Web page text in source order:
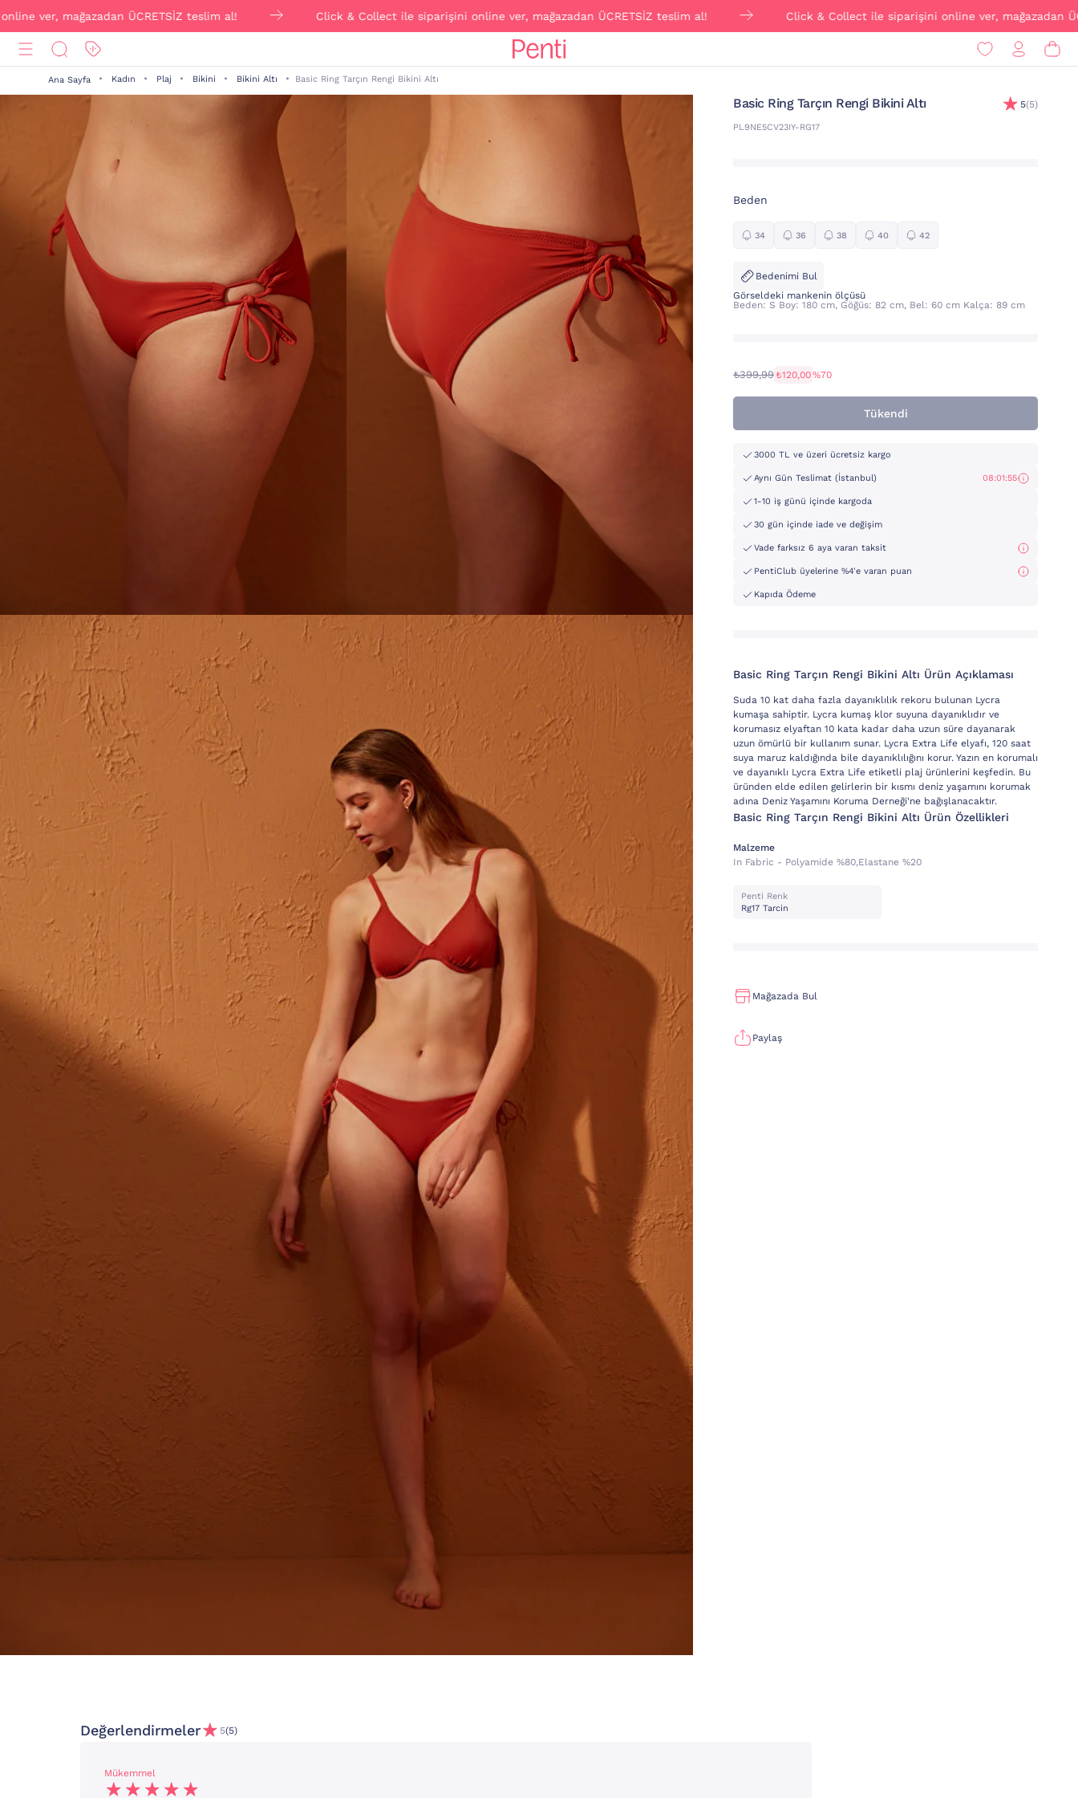
ÜCRETSİZ teslim al! Click & Collect ile siparişini online ver, mağazadan ÜCRETSİZ teslim al! Click & Collect ile siparişini online ver, mağazadan ÜCRETSİZ
Ana Sayfa Kadın Plaj Bikini Bikini Altı Basic Ring Tarçın Rengi Bikini Altı
Basic Ring Tarçın Rengi Bikini Altı
PL9NE5CV23IY-RG17
5(5)
Beden
34 36 38 40 42
Bedenimi Bul
Görseldeki mankenin ölçüsü
Beden: S Boy: 180 cm, Göğüs: 82 cm, Bel: 60 cm Kalça: 89 cm
₺399,99 ₺120,00%70
Tükendi
3000 TL ve üzeri ücretsiz kargo
Aynı Gün Teslimat (İstanbul) 08:01:54
1-10 iş günü içinde kargoda
30 gün içinde iade ve değişim
Vade farksız 6 aya varan taksit
PentiClub üyelerine %4'e varan puan
Kapıda Ödeme
Basic Ring Tarçın Rengi Bikini Altı Ürün Açıklaması
Suda 10 kat daha fazla dayanıklılık rekoru bulunan Lycra
kumaşa sahiptir. Lycra kumaş klor suyuna dayanıklıdır ve
korumasız elyaftan 10 kata kadar daha uzun süre dayanarak
uzun ömürlü bir kullanım sunar. Lycra Extra Life elyafı, 120 saat
suya maruz kaldığında bile dayanıklılığını korur. Yazın en korumalı
ve dayanıklı Lycra Extra Life etiketli plaj ürünlerini keşfedin. Bu
üründen elde edilen gelirlerin bir kısmı deniz yaşamını korumak
adına Deniz Yaşamını Koruma Derneği'ne bağışlanacaktır.
Basic Ring Tarçın Rengi Bikini Altı Ürün Özellikleri
Malzeme
In Fabric - Polyamide %80,elastane %20
Penti Renk
Rg17 Tarcin
Mağazada Bul
Paylaş
Değerlendirmeler 5(5)
Mükemmel